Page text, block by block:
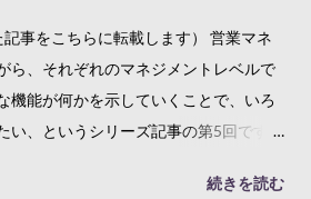
ているか 適切な情報や支援を提供でき
いうのは、この2点のマネジメントと
業だけでなく、顧客の事業の「to be」
えているか まずは「適切な顧客とコミ
メンバーの活動予定と実績を把握する
事をこちらに転載します） 営業マネ
ら、それぞれのマネジメントレベルで
機能が何かを示していくことで、いろ
い、というシリーズ記事の第5回です。
担当者の活動にフォーカスした営業マ
続きを読む